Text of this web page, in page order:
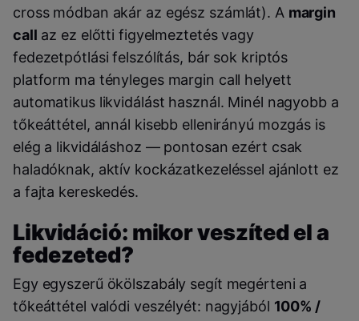
cross módban akár az egész számlát). A margin
call az ez előtti figyelmeztetés vagy
fedezetpótlási felszólítás, bár sok kriptós
platform ma tényleges margin call helyett
automatikus likvidálást használ. Minél nagyobb a
tőkeáttétel, annál kisebb ellenirányú mozgás is
elég a likvidáláshoz — pontosan ezért csak
haladóknak, aktív kockázatkezeléssel ajánlott ez
a fajta kereskedés.
Likvidáció: mikor veszíted el a
fedezeted?
Egy egyszerű ökölszabály segít megérteni a
tőkeáttétel valódi veszélyét: nagyjából 100% /